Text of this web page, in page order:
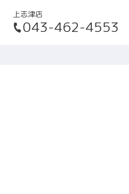
上志津店
043-462-4553